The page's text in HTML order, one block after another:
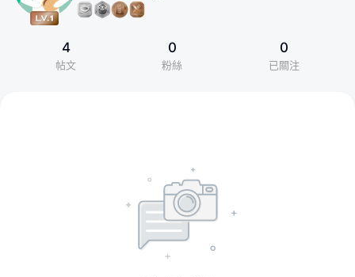
4
帖文
0
粉絲
0
已關注